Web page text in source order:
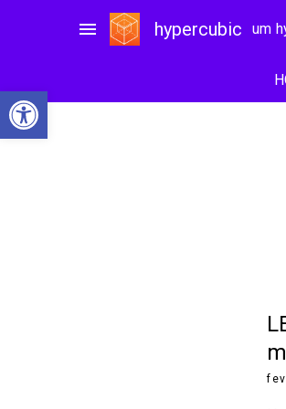
Abrir a barra de
menu hypercubic um